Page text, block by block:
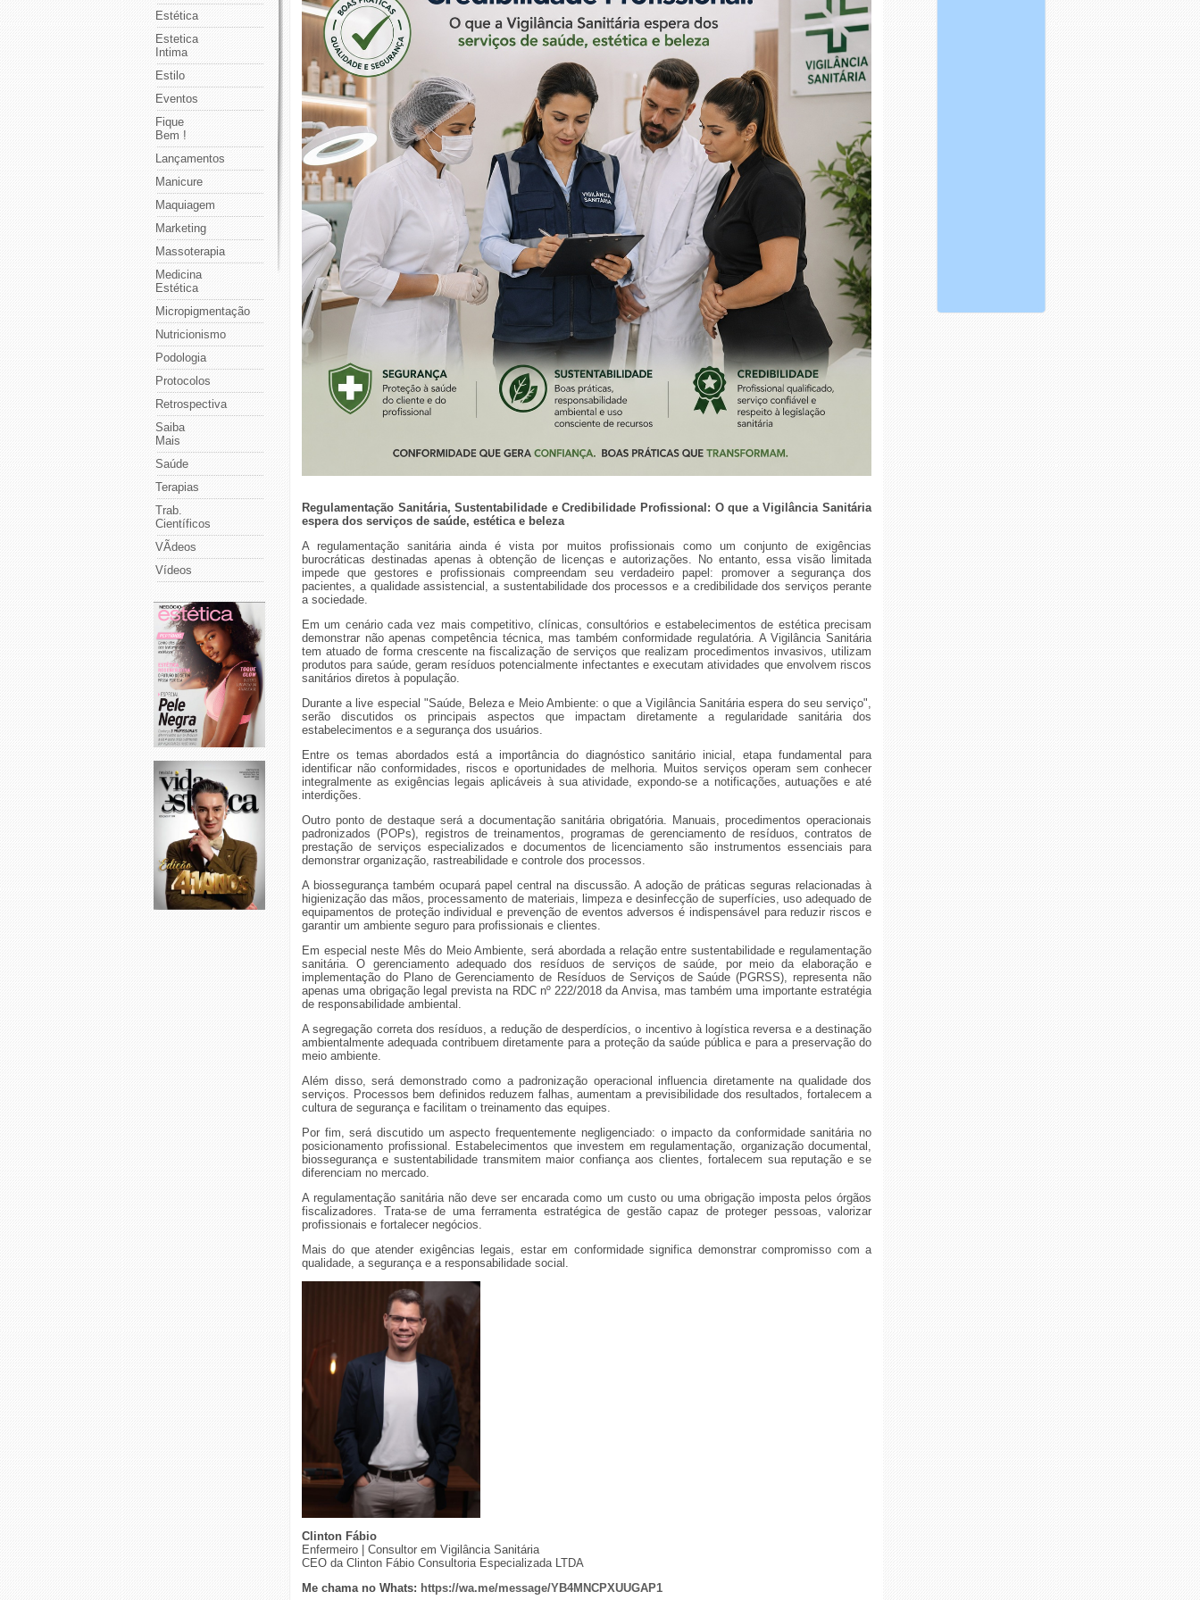
Estética
Estetica
Intima
Estilo
Eventos
Fique
Bem !
Lançamentos
Manicure
Maquiagem
Marketing
Massoterapia
Medicina
Estética
Micropigmentação
Nutricionismo
Podologia
Protocolos
Retrospectiva
Saiba
Mais
Saúde
Terapias
Trab.
Científicos
VÃ­deos
Vídeos
Regulamentação Sanitária, Sustentabilidade e Credibilidade Profissional: O que a Vigilância Sanitária
espera dos serviços de saúde, estética e beleza
A regulamentação sanitária ainda é vista por muitos profissionais como um conjunto de exigências
burocráticas destinadas apenas à obtenção de licenças e autorizações. No entanto, essa visão limitada
impede que gestores e profissionais compreendam seu verdadeiro papel: promover a segurança dos
pacientes, a qualidade assistencial, a sustentabilidade dos processos e a credibilidade dos serviços perante
a sociedade.
Em um cenário cada vez mais competitivo, clínicas, consultórios e estabelecimentos de estética precisam
demonstrar não apenas competência técnica, mas também conformidade regulatória. A Vigilância Sanitária
tem atuado de forma crescente na fiscalização de serviços que realizam procedimentos invasivos, utilizam
produtos para saúde, geram resíduos potencialmente infectantes e executam atividades que envolvem riscos
sanitários diretos à população.
Durante a live especial "Saúde, Beleza e Meio Ambiente: o que a Vigilância Sanitária espera do seu serviço",
serão discutidos os principais aspectos que impactam diretamente a regularidade sanitária dos
estabelecimentos e a segurança dos usuários.
Entre os temas abordados está a importância do diagnóstico sanitário inicial, etapa fundamental para
identificar não conformidades, riscos e oportunidades de melhoria. Muitos serviços operam sem conhecer
integralmente as exigências legais aplicáveis à sua atividade, expondo-se a notificações, autuações e até
interdições.
Outro ponto de destaque será a documentação sanitária obrigatória. Manuais, procedimentos operacionais
padronizados (POPs), registros de treinamentos, programas de gerenciamento de resíduos, contratos de
prestação de serviços especializados e documentos de licenciamento são instrumentos essenciais para
demonstrar organização, rastreabilidade e controle dos processos.
A biossegurança também ocupará papel central na discussão. A adoção de práticas seguras relacionadas à
higienização das mãos, processamento de materiais, limpeza e desinfecção de superfícies, uso adequado de
equipamentos de proteção individual e prevenção de eventos adversos é indispensável para reduzir riscos e
garantir um ambiente seguro para profissionais e clientes.
Em especial neste Mês do Meio Ambiente, será abordada a relação entre sustentabilidade e regulamentação
sanitária. O gerenciamento adequado dos resíduos de serviços de saúde, por meio da elaboração e
implementação do Plano de Gerenciamento de Resíduos de Serviços de Saúde (PGRSS), representa não
apenas uma obrigação legal prevista na RDC nº 222/2018 da Anvisa, mas também uma importante estratégia
de responsabilidade ambiental.
A segregação correta dos resíduos, a redução de desperdícios, o incentivo à logística reversa e a destinação
ambientalmente adequada contribuem diretamente para a proteção da saúde pública e para a preservação do
meio ambiente.
Além disso, será demonstrado como a padronização operacional influencia diretamente na qualidade dos
serviços. Processos bem definidos reduzem falhas, aumentam a previsibilidade dos resultados, fortalecem a
cultura de segurança e facilitam o treinamento das equipes.
Por fim, será discutido um aspecto frequentemente negligenciado: o impacto da conformidade sanitária no
posicionamento profissional. Estabelecimentos que investem em regulamentação, organização documental,
biossegurança e sustentabilidade transmitem maior confiança aos clientes, fortalecem sua reputação e se
diferenciam no mercado.
A regulamentação sanitária não deve ser encarada como um custo ou uma obrigação imposta pelos órgãos
fiscalizadores. Trata-se de uma ferramenta estratégica de gestão capaz de proteger pessoas, valorizar
profissionais e fortalecer negócios.
Mais do que atender exigências legais, estar em conformidade significa demonstrar compromisso com a
qualidade, a segurança e a responsabilidade social.
Clinton Fábio
Enfermeiro | Consultor em Vigilância Sanitária
CEO da Clinton Fábio Consultoria Especializada LTDA
Me chama no Whats: https://wa.me/message/YB4MNCPXUUGAP1